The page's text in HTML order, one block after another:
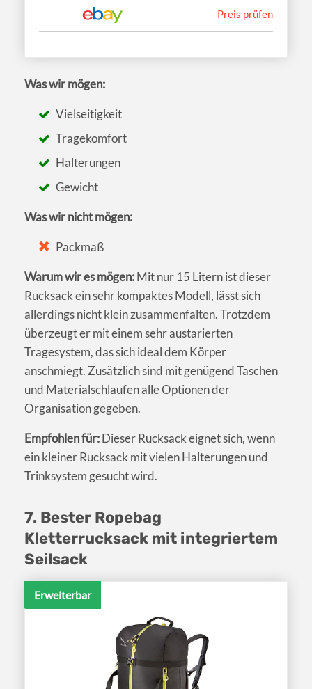
Preis prüfen
Was wir mögen:
Vielseitigkeit
Tragekomfort
Halterungen
Gewicht
Was wir nicht mögen:
Packmaß
Warum wir es mögen:Mit nur 15 Litern ist dieser
Rucksack ein sehr kompaktes Modell, lässt sich
allerdings nicht klein zusammenfalten. Trotzdem
überzeugt er mit einem sehr austarierten
Tragesystem, das sich ideal dem Körper
anschmiegt. Zusätzlich sind mit genügend Taschen
und Materialschlaufen alle Optionen der
Organisation gegeben.
Empfohlen für:Dieser Rucksack eignet sich, wenn
ein kleiner Rucksack mit vielen Halterungen und
Trinksystem gesucht wird.
7. Bester Ropebag
Kletterrucksack mit integriertem
Seilsack
Erweiterbar